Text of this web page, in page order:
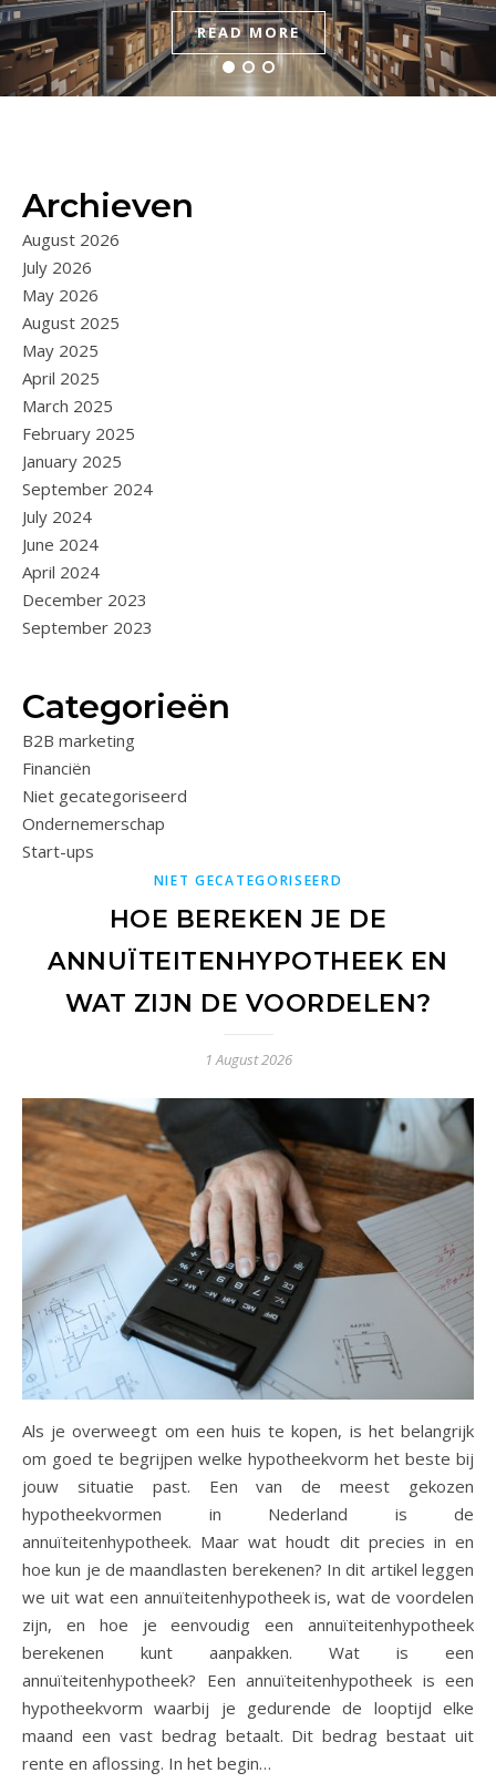
READ MORE
READ MORE
READ MORE
Archieven
August 2026
July 2026
May 2026
August 2025
May 2025
April 2025
March 2025
February 2025
January 2025
September 2024
July 2024
June 2024
April 2024
December 2023
September 2023
Categorieën
B2B marketing
Financiën
Niet gecategoriseerd
Ondernemerschap
Start-ups
NIET GECATEGORISEERD
HOE BEREKEN JE DE
ANNUÏTEITENHYPOTHEEK EN
WAT ZIJN DE VOORDELEN?
1 August 2026
Als je overweegt om een huis te kopen, is het belangrijk
om goed te begrijpen welke hypotheekvorm het beste bij
jouw situatie past. Een van de meest gekozen
hypotheekvormen in Nederland is de
annuïteitenhypotheek. Maar wat houdt dit precies in en
hoe kun je de maandlasten berekenen? In dit artikel leggen
we uit wat een annuïteitenhypotheek is, wat de voordelen
zijn, en hoe je eenvoudig een annuïteitenhypotheek
berekenen kunt aanpakken. Wat is een
annuïteitenhypotheek? Een annuïteitenhypotheek is een
hypotheekvorm waarbij je gedurende de looptijd elke
maand een vast bedrag betaalt. Dit bedrag bestaat uit
rente en aflossing. In het begin…